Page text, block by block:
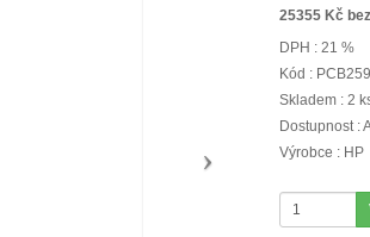
25355 Kč
DPH : 21 %
Kód :
Skladem : 2
Dostupnost :
Výrobce : HP